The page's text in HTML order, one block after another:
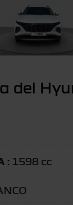
del
: 1598 cc